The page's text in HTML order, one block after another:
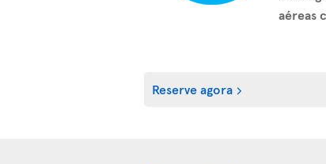
aéreas
Reserve agora